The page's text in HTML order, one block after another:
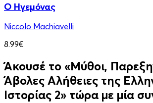
Ο Ηγεμόνας
Niccolo Machiavelli
8.99€
Άκουσέ το «Μύθοι,
Άβολες Αλήθειες της
Ιστορίας 2» τώρα με μία